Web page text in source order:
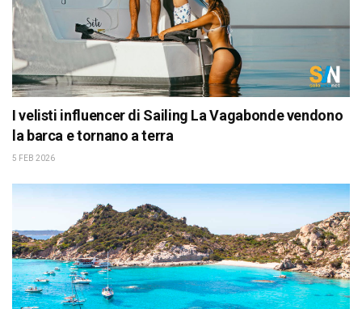
I velisti influencer di Sailing La Vagabonde vendono
la barca e tornano a terra
5 FEB 2026